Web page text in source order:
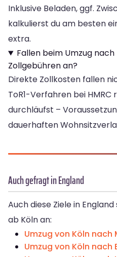
Inklusive Beladen, ggf.
kalkulierst du am besten
extra.
Fallen beim Umzug
Zollgebühren an?
Direkte Zollkosten fallen
ToR1-Verfahren bei
durchläufst –
dauerhaften
Auch gefragt in England
Auch diese Ziele in
ab Köln an:
Umzug von Köln nach
Umzug von Köln nach